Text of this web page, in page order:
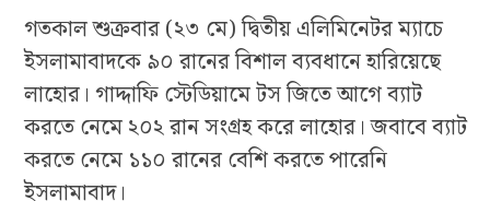
গতকাল শুক্রবার (২৩ মে) দ্বিতীয় এলিমিনেটর ম্যাচে
ইসলামাবাদকে ৯০ রানের বিশাল ব্যবধানে হারিয়েছে
লাহোর। গাদ্দাফি স্টেডিয়ামে টস জিতে আগে ব্যাট
করতে নেমে ২০২ রান সংগ্রহ করে লাহোর। জবাবে ব্যাট
করতে নেমে ১১০ রানের বেশি করতে পারেনি
ইসলামাবাদ।